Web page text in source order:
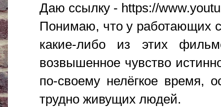
Даю ссылку - https://
Понимаю, что у работающих
какие-либо из этих
возвышенное чувство
по-своему нелёгкое время,
трудно живущих людей.